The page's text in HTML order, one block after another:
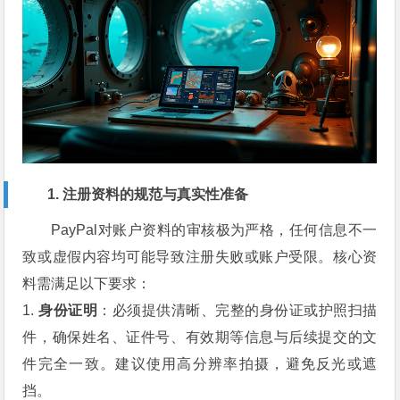
1. 注册资料的规范与真实性准备
PayPal对账户资料的审核极为严格，任何信息不一
致或虚假内容均可能导致注册失败或账户受限。核心资
料需满足以下要求：
1. 身份证明 ：必须提供清晰、完整的身份证或护照扫描
件，确保姓名、证件号、有效期等信息与后续提交的文
件完全一致。建议使用高分辨率拍摄，避免反光或遮
挡。